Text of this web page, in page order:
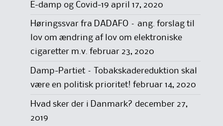
E-damp og Covid-19 april 17, 2020
Høringssvar fra DADAFO – ang. forslag til
lov om ændring af lov om elektroniske
cigaretter m.v. februar 23, 2020
Damp-Partiet – Tobakskadereduktion skal
være en politisk prioritet! februar 14, 2020
Hvad sker der i Danmark? december 27,
2019